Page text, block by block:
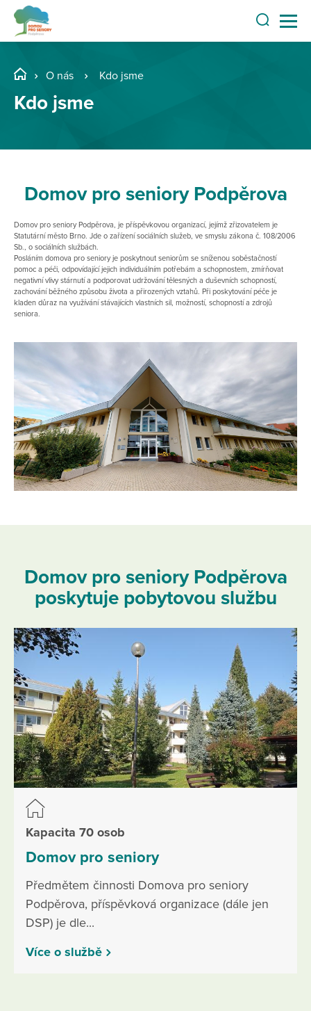
O nás Kdo jsme
Kdo jsme
Domov pro seniory Podpěrova
Domov pro seniory Podpěrova, je příspěvkovou organizací, jejímž zřizovatelem je
Statutární město Brno. Jde o zařízení sociálních služeb, ve smyslu zákona č. 108/2006
Sb., o sociálních službách.
Posláním domova pro seniory je poskytnout seniorům se sníženou soběstačností
pomoc a péči, odpovídající jejich individuálním potřebám a schopnostem, zmírňovat
negativní vlivy stárnutí a podporovat udržování tělesných a duševních schopností,
zachování běžného způsobu života a přirozených vztahů. Při poskytování péče je
kladen důraz na využívání stávajících vlastních sil, možností, schopností a zdrojů
seniora.
Domov pro seniory Podpěrova
poskytuje pobytovou službu
Kapacita 70 osob
Domov pro seniory
Předmětem činnosti Domova pro seniory
Podpěrova, příspěvková organizace (dále jen
DSP) je dle...
Více o službě